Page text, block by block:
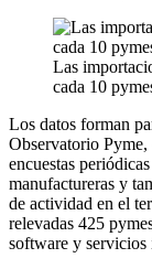
Las
cada 10
Los datos forman
Observatorio
encuestas
manufactureras y
de actividad en el
relevadas 425
software y servicios